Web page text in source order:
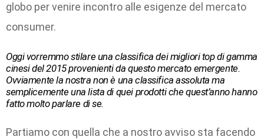
globo per venire incontro alle esigenze del mercato
consumer.
Oggi vorremmo stilare una classifica dei migliori top di gamma
cinesi del 2015 provenienti da questo mercato emergente.
Ovviamente la nostra non è una classifica assoluta ma
semplicemente una lista di quei prodotti che quest’anno hanno
fatto molto parlare di se.
Partiamo con quella che a nostro avviso sta facendo